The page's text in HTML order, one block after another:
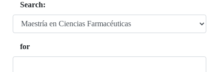
Search:
for